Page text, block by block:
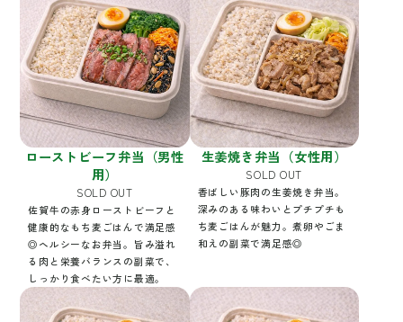
ローストビーフ弁当（男性
用）
SOLD OUT
佐賀牛の赤身ローストビーフと
健康的なもち麦ごはんで満足感
◎ヘルシーなお弁当。旨み溢れ
る肉と栄養バランスの副菜で、
しっかり食べたい方に最適。
生姜焼き弁当（女性用）
SOLD OUT
香ばしい豚肉の生姜焼き弁当。
深みのある味わいとプチプチも
ち麦ごはんが魅力。煮卵やごま
和えの副菜で満足感◎